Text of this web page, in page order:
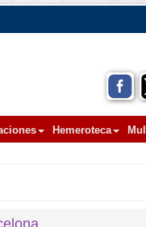
Hemeroteca